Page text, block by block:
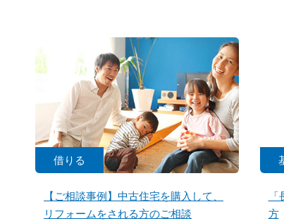
借りる
【ご相談事例】中古住宅を購入して、
リフォームをされる方のご相談
方